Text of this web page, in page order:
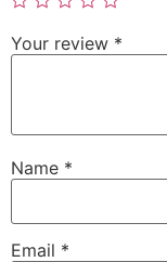
Your review *
Name *
Email *